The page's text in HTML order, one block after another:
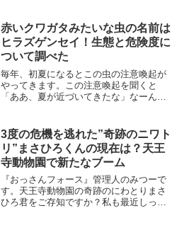
赤いクワガタみたいな虫の名前は
ヒラズゲンセイ！生態と危険度に
ついて調べた
毎年、初夏になるとこの虫の注意喚起が
やってきます。この注意喚起を聞くと
「ああ、夏が近づいてきたな」なーんて
サードリンク『赤いクワガタの名前はヒ
ラズゲンセイ』名前は”ヒラ...
3度の危機を逃れた”奇跡のニワト
リ”まさひろくんの現在は？天王
寺動物園で新たなブーム
『おっさんフォース』管理人のみつーで
す。天王寺動物園の奇跡のにわとりまさ
ひろ君をご存知ですか？私も最近しった